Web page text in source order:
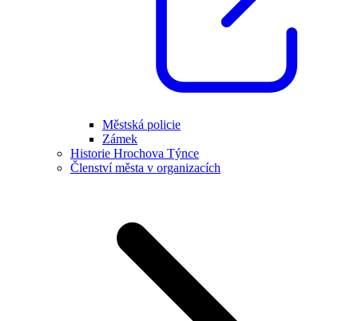
Městská policie
Zámek
Historie Hrochova Týnce
Členství města v organizacích